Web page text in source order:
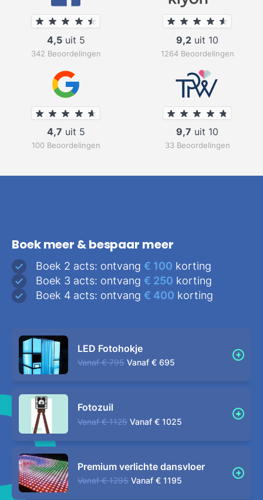
4,5uit 5
342 Beoordelingen
9,2 uit 10
1264 Beoordelingen
4,7 uit 5
100 Beoordelingen
9,7 uit 10
33 Beoordelingen
Boek meer & bespaar meer
Boek 2 acts: ontvang € 100 korting
Boek 3 acts: ontvang € 250 korting
Boek 4 acts: ontvang € 400 korting
LED Fotohokje
Vanaf € 795 Vanaf € 695
Fotozuil
Vanaf € 1125 Vanaf € 1025
Premium verlichte dansvloer
Vanaf € 1295 Vanaf € 1195